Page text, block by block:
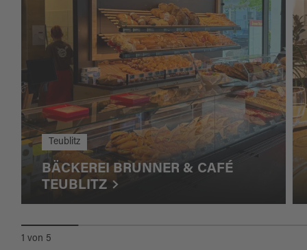
Teublitz
BÄCKEREI BRUNNER & CAFÉ
TEUBLITZ
1 von 5